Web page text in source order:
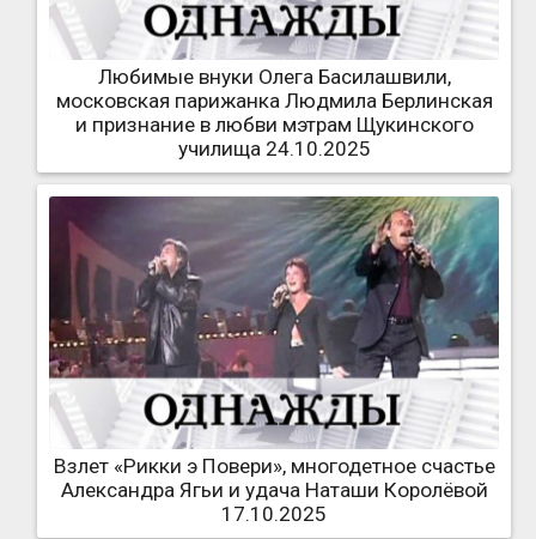
Любимые внуки Олега Басилашвили,
московская парижанка Людмила Берлинская
и признание в любви мэтрам Щукинского
училища 24.10.2025
Взлет «Рикки э Повери», многодетное счастье
Александра Ягьи и удача Наташи Королёвой
17.10.2025